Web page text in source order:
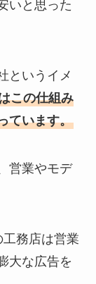
いと思った
というイメ
この仕組み
ています。
営業やモデ
務店は営業
大な広告を